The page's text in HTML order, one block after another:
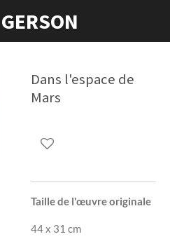
Dans l'espace de
Mars
Taille de l'œuvre originale
44 x 31 cm